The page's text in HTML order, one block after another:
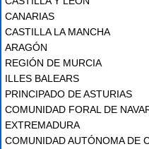
CANARIAS
CASTILLA LA MANCHA
ARAGÓN
REGIÓN DE MURCIA
ILLES BALEARS
PRINCIPADO DE ASTURIAS
COMUNIDAD FORAL DE
EXTREMADURA
COMUNIDAD AUTÓNOMA DE